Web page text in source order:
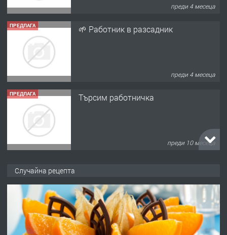
преди 4 месеца
ПРЕДЛАГА 🌱 Работник в разсадник
преди 4 месеца
ПРЕДЛАГА Търсим работничка
преди 10 месеца
преди 1 година
ПРЕДЛАГА
Случайна рецепта